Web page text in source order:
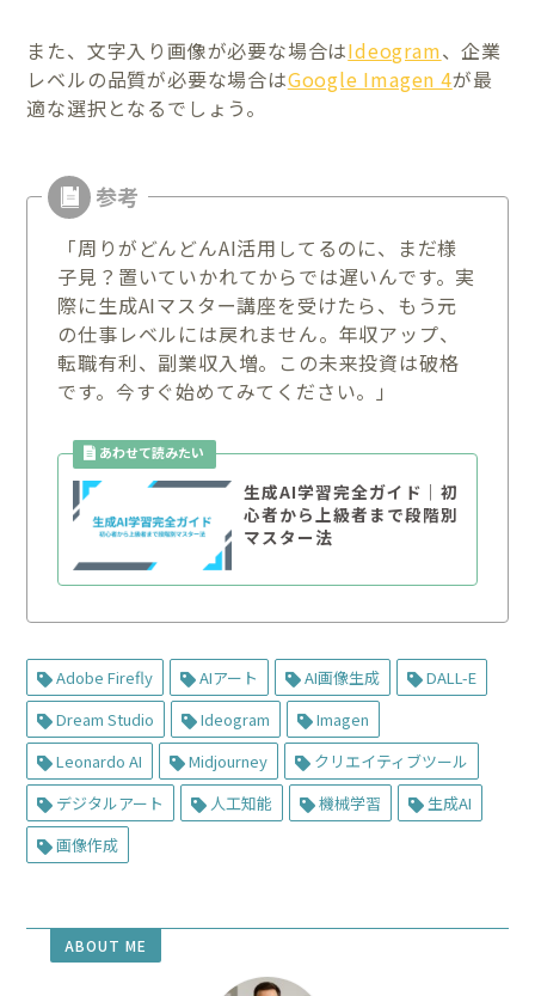
また、文字入り画像が必要な場合はIdeogram、企業
レベルの品質が必要な場合はGoogle Imagen 4が最
適な選択となるでしょう。
「周りがどんどんAI活用してるのに、まだ様
子見？置いていかれてからでは遅いんです。実
際に生成AIマスター講座を受けたら、もう元
の仕事レベルには戻れません。年収アップ、
転職有利、副業収入増。この未来投資は破格
です。今すぐ始めてみてください。」
生成AI学習完全ガイド｜初
心者から上級者まで段階別
マスター法
Adobe Firefly AIアート AI画像生成
DALL-E
Dream Studio
Ideogram
Imagen
Leonardo AI
Midjourney
クリエイティブツール
デジタルアート
人工知能 機械学習
生成AI
画像作成
ABOUT ME